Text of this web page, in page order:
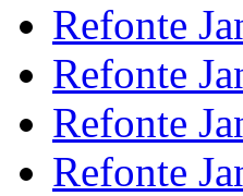
Refonte
Refonte
Refonte
Refonte